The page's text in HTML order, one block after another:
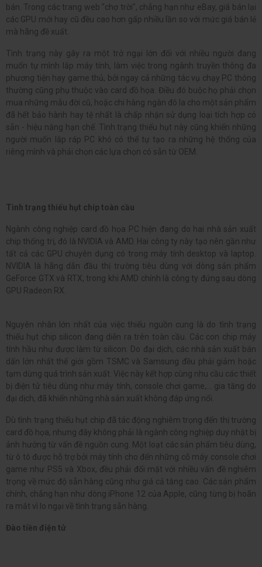
bán. Trong các trang web "chợ trời", chẳng hạn như eBay, giá bán lại
các GPU mới hay cũ đều cao hơn gấp nhiều lần so với mức giá bán lẻ
mà hãng đề xuất.
Tình trạng này gây ra một trở ngại lớn đối với nhiều người đang
muốn tự mình lắp máy tính, làm việc trong ngành truyền thông đa
phương tiện hay game thủ, bởi ngay cả những tác vụ chạy PC thông
thường cũng phụ thuộc vào card đồ họa. Điều đó buộc họ phải chọn
mua những mẫu đời cũ, hoặc chi hàng ngàn đô la cho một sản phẩm
đã hết bảo hành hay tệ nhất là chấp nhận sử dụng loại tích hợp có
sẵn - hiệu năng hạn chế. Tình trạng thiếu hụt này cũng khiến những
người muốn lắp ráp PC khó có thể tự tạo ra những hệ thống của
riêng mình và phải chọn các lựa chọn có sẵn từ OEM.
Tình trạng thiếu hụt chip toàn cầu
Ngành công nghiệp card đồ họa PC hiện đang do hai nhà sản xuất
chip thống trị, đó là NVIDIA và AMD. Hai công ty này tạo nên gần như
tất cả các GPU chuyên dụng có trong máy tính desktop và laptop.
NVIDIA là hãng dẫn đầu thị trường tiêu dùng với dòng sản phẩm
GeForce GTX và RTX, trong khi AMD chính là công ty đứng sau dòng
GPU Radeon RX.
Nguyên nhân lớn nhất của việc thiếu nguồn cung là do tình trạng
thiếu hụt chip silicon đang diễn ra trên toàn cầu. Các con chip máy
tính hầu như được làm từ silicon. Do đại dịch, các nhà sản xuất bán
dấn lớn nhất thế giới gồm TSMC và Samsung đều phải giảm hoặc
tạm dừng quá trình sản xuất. Việc này kết hợp cùng nhu cầu các thiết
bị điện tử tiêu dùng như máy tính, console chơi game,... gia tăng do
đại dịch, đã khiến những nhà sản xuất không đáp ứng nổi.
Dù tình trạng thiếu hụt chip đã tác động nghiêm trọng đến thị trường
card đồ họa, nhưng đây không phải là ngành công nghiệp duy nhật bị
ảnh hưởng từ vấn đề nguồn cung. Một loạt các sản phẩm tiêu dùng,
từ ô tô được hỗ trợ bởi máy tính cho đến những cỗ máy console chơi
game như PS5 và Xbox, đều phải đối mặt với nhiều vấn đề nghiêm
trọng về mức độ sẵn hàng cũng như giá cả tăng cao. Các sản phẩm
chính, chẳng hạn như dòng iPhone 12 của Apple, cũng từng bị hoãn
ra mắt vì lo ngại về tình trạng sẵn hàng.
Đào tiền điện tử